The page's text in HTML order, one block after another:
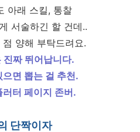
아래 스킬, 통찰
서술하긴 할 건데..
양해 부탁드려요.
진짜 뛰어납니다.
면 뽑는 걸 추천.
터 페이지 존버.
단짝이자